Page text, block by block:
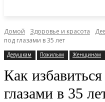
Домой Здоровье и красота
под глазами в 35 лет
Девушкам Пожилым Женщинам
Как
глазами в 35